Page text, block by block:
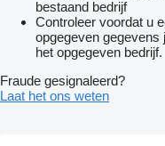
bestaand bedrijf
Controleer voordat u
opgegeven gegevens
het opgegeven bedrijf.
Fraude gesignaleerd?
Laat het ons weten